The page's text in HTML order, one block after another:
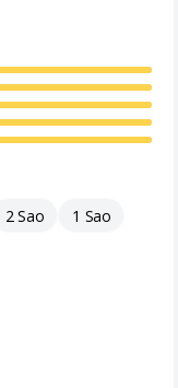
2 Sao 1 Sao